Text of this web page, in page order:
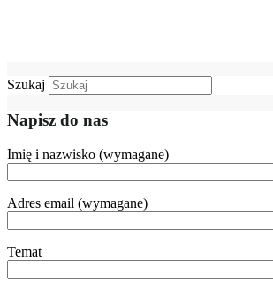
Szukaj
Napisz do nas
Imię i nazwisko (wymagane)
Adres email (wymagane)
Temat